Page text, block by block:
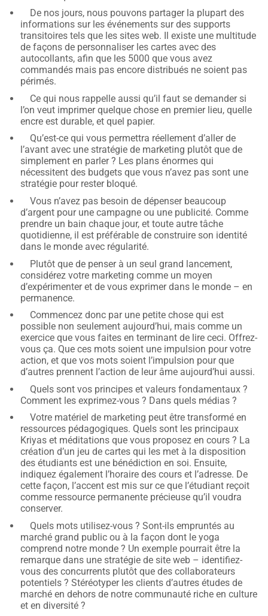
De nos jours, nous pouvons partager la plupart des
informations sur les événements sur des supports
transitoires tels que les sites web. Il existe une multitude
de façons de personnaliser les cartes avec des
autocollants, afin que les 5000 que vous avez
commandés mais pas encore distribués ne soient pas
périmés.
Ce qui nous rappelle aussi qu’il faut se demander si
l’on veut imprimer quelque chose en premier lieu, quelle
encre est durable, et quel papier.
Qu’est-ce qui vous permettra réellement d’aller de
l’avant avec une stratégie de marketing plutôt que de
simplement en parler ? Les plans énormes qui
nécessitent des budgets que vous n’avez pas sont une
stratégie pour rester bloqué.
Vous n’avez pas besoin de dépenser beaucoup
d’argent pour une campagne ou une publicité. Comme
prendre un bain chaque jour, et toute autre tâche
quotidienne, il est préférable de construire son identité
dans le monde avec régularité.
Plutôt que de penser à un seul grand lancement,
considérez votre marketing comme un moyen
d’expérimenter et de vous exprimer dans le monde – en
permanence.
Commencez donc par une petite chose qui est
possible non seulement aujourd’hui, mais comme un
exercice que vous faites en terminant de lire ceci. Offrez-
vous ça. Que ces mots soient une impulsion pour votre
action, et que vos mots soient l’impulsion pour que
d’autres prennent l’action de leur âme aujourd’hui aussi.
Quels sont vos principes et valeurs fondamentaux ?
Comment les exprimez-vous ? Dans quels médias ?
Votre matériel de marketing peut être transformé en
ressources pédagogiques. Quels sont les principaux
Kriyas et méditations que vous proposez en cours ? La
création d’un jeu de cartes qui les met à la disposition
des étudiants est une bénédiction en soi. Ensuite,
indiquez également l’horaire des cours et l’adresse. De
cette façon, l’accent est mis sur ce que l’étudiant reçoit
comme ressource permanente précieuse qu’il voudra
conserver.
Quels mots utilisez-vous ? Sont-ils empruntés au
marché grand public ou à la façon dont le yoga
comprend notre monde ? Un exemple pourrait être la
remarque dans une stratégie de site web – identifiez-
vous des concurrents plutôt que des collaborateurs
potentiels ? Stéréotyper les clients d’autres études de
marché en dehors de notre communauté riche en culture
et en diversité ?